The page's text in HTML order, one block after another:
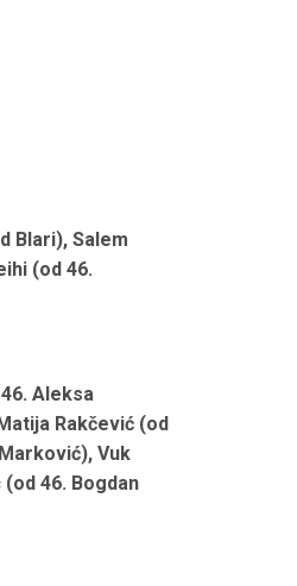
Blari), Salem
(od 46.
Aleksa
Rakčević (od
Vuk
46. Bogdan